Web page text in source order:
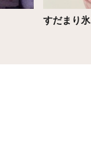
すだまり氷